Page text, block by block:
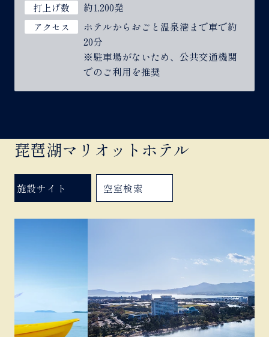
打上げ数 約1,200発
アクセス
ホテルからおごと温泉港まで車で約
20分
※駐車場がないため、公共交通機関
でのご利用を推奨
琵琶湖マリオットホテル
施設サイト 空室検索